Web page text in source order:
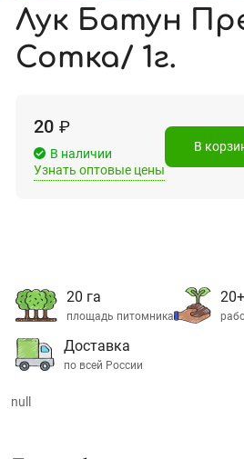
Лук Батун
Сотка/ 1г.
20 ₽
В наличии
Узнать оптовые цены
В
20 га
площадь питомника
Доставка
по всей России
null